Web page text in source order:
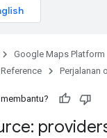
Google Maps Platform
Reference Perjalanan